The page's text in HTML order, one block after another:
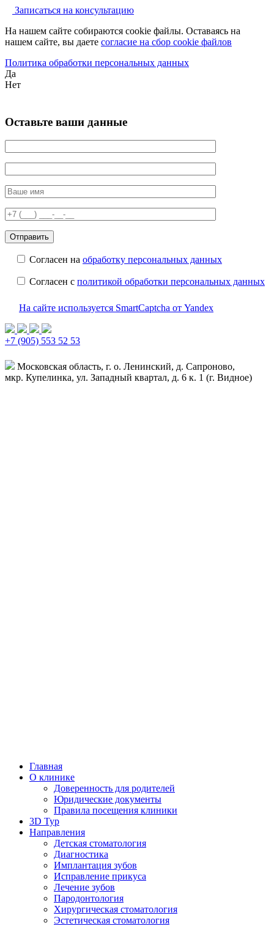
Записаться на консультацию
На нашем сайте собираются cookie файлы. Оставаясь на
нашем сайте, вы даете согласие на сбор cookie файлов
Политика обработки персональных данных
Да
Нет
Оставьте ваши данные
Согласен на обработку персональных данных
Согласен с политикой обработки персональных данных
На сайте используется SmartCaptcha от Yandex
+7 (905) 553 52 53
Московская область, г. о. Ленинский, д. Сапроново,
мкр. Купелинка, ул. Западный квартал, д. 6 к. 1 (г. Видное)
Главная
О клинике
Доверенность для родителей
Юридические документы
Правила посещения клиники
3D Тур
Направления
Детская стоматология
Диагностика
Имплантация зубов
Исправление прикуса
Лечение зубов
Пародонтология
Хирургическая стоматология
Эстетическая стоматология